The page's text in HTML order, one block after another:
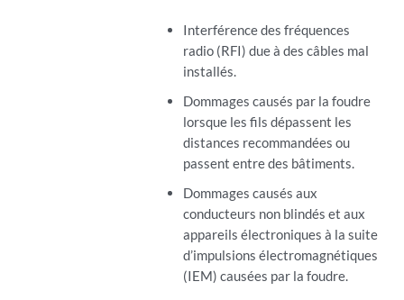
Interférence des fréquences
radio (RFI) due à des câbles mal
installés.
Dommages causés par la foudre
lorsque les fils dépassent les
distances recommandées ou
passent entre des bâtiments.
Dommages causés aux
conducteurs non blindés et aux
appareils électroniques à la suite
d’impulsions électromagnétiques
(IEM) causées par la foudre.